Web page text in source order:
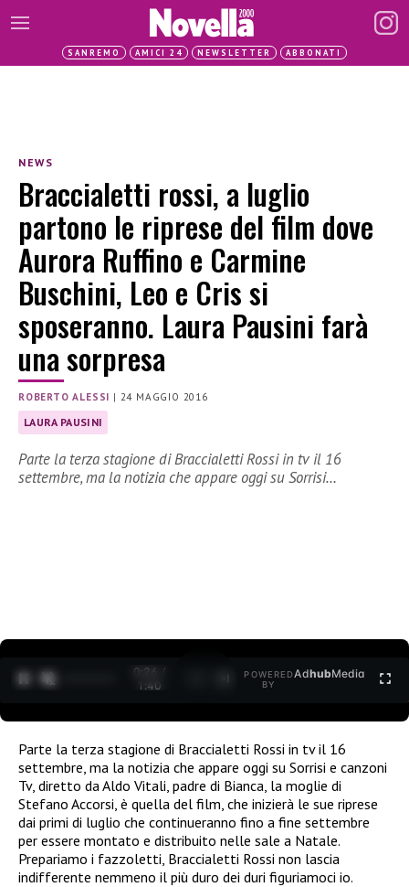
SANREMO AMICI 24 NEWSLETTER ABBONATI
NEWS
Braccialetti rossi, a luglio
partono le riprese del film dove
Aurora Ruffino e Carmine
Buschini, Leo e Cris si
sposeranno. Laura Pausini farà
una sorpresa
ROBERTO ALESSI | 24 MAGGIO 2016
LAURA PAUSINI
Parte la terza stagione di Braccialetti Rossi in tv il 16
settembre, ma la notizia che appare oggi su Sorrisi…
0:26 /
1:40
POWERED
BY
AdhubMedia
Parte la terza stagione di Braccialetti Rossi in tv il 16
settembre, ma la notizia che appare oggi su Sorrisi e canzoni
Tv, diretto da Aldo Vitali, padre di Bianca, la moglie di
Stefano Accorsi, è quella del film, che inizierà le sue riprese
dai primi di luglio che continueranno fino a fine settembre
per essere montato e distribuito nelle sale a Natale.
Prepariamo i fazzoletti, Braccialetti Rossi non lascia
indifferente nemmeno il più duro dei duri figuriamoci io.